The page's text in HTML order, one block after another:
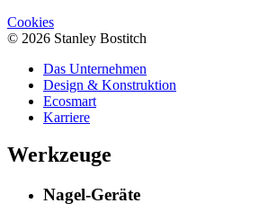
Cookies
© 2026 Stanley Bostitch
Das Unternehmen
Design & Konstruktion
Ecosmart
Karriere
Werkzeuge
Nagel-Geräte